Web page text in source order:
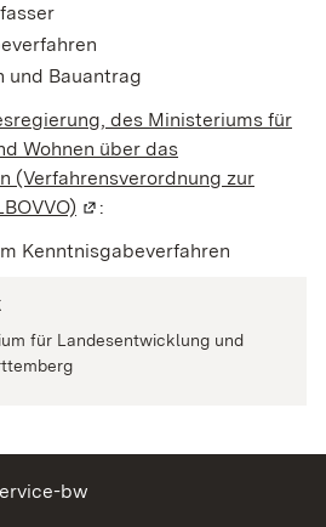
und Bauantrag
des Ministeriums für
Wohnen über das
(Verfahrensverordnung zur
(Wird in einem neuen
:
Kenntnisgabeverfahren
für Landesentwicklung und
bw